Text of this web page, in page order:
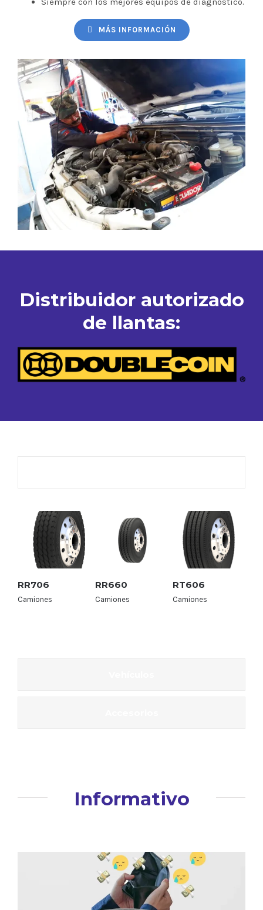
MÁS INFORMACIÓN
Distribuidor autorizado
de llantas:
Detalles
RR706
Camiones Detalles
RR660
Camiones Detalles
RT606
Camiones
Informativo